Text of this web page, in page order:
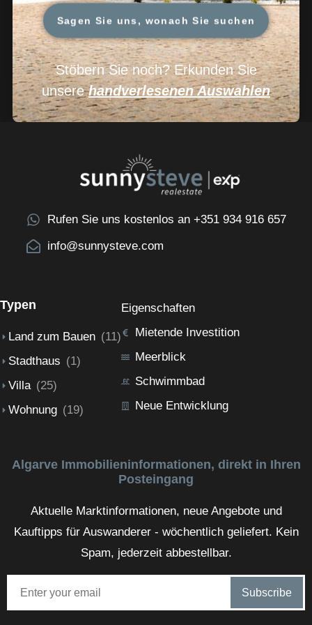
Sagen Sie uns, wonach Sie suchen
Stöbern Sie noch? Erkunden Sie
unserehandverlesenen Auswahlen
Rufen Sie uns kostenlos an +351 934 916 657
info@sunnysteve.com
Typen
Land zum Bauen (11)
Stadthaus (1)
Villa (25)
Wohnung (19)
Eigenschaften
Mietende Investition
Meerblick
Schwimmbad
Neue Entwicklung
Algarve Immobilieninformationen, direkt in Ihren
Posteingang
Aktuelle Marktinformationen, neue Angebote und
Kauftipps für Auswanderer - wöchentlich geliefert. Kein
Spam, jederzeit abbestellbar.